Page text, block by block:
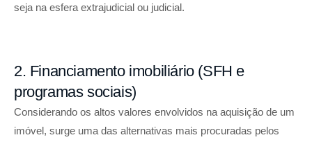
seja na esfera extrajudicial ou judicial.
2. Financiamento imobiliário (SFH e
programas sociais)
Considerando os altos valores envolvidos na aquisição de um
imóvel, surge uma das alternativas mais procuradas pelos